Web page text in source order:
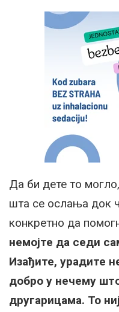
Да би дете то
шта се ослања док
конкретно да
немојте да седи
Изађите, урадите
добро у нечему
другарицама. То